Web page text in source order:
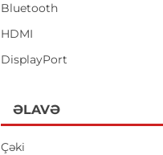
Bluetooth
HDMI
DisplayPort
ƏLAVƏ
Çəki